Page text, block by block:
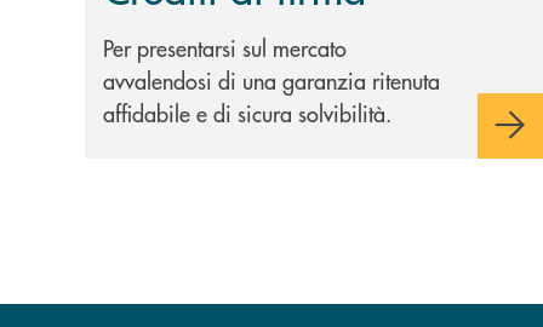
Per presentarsi sul mercato
avvalendosi di una garanzia ritenuta
affidabile e di sicura solvibilità.